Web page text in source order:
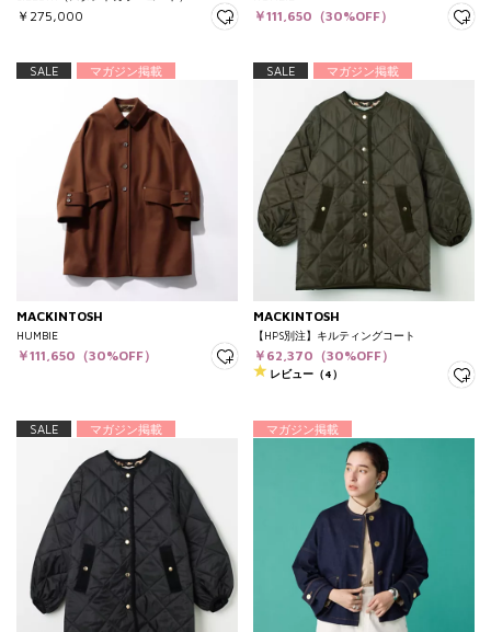
￥275,000 ￥111,650（30%OFF）
SALE マガジン掲載
MACKINTOSH
HUMBIE
￥111,650（30%OFF）
SALE マガジン掲載
MACKINTOSH
【HPS別注】キルティングコート
￥62,370（30%OFF）
レビュー（4）
SALE マガジン掲載 マガジン掲載